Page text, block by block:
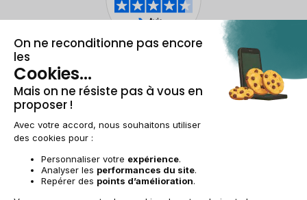
Mentions légales & CGU
Conditions générales de venteDonnées personnelles
AccessibilitéPlan du site